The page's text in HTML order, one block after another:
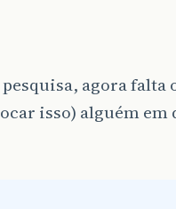
agora falta
isso) alguém em